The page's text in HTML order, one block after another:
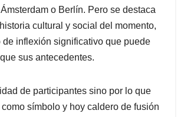
o Berlín. Pero se destaca
cultural y social del momento,
de inflexión significativo que puede
sus antecedentes.
de participantes sino por lo que
símbolo y hoy caldero de fusión